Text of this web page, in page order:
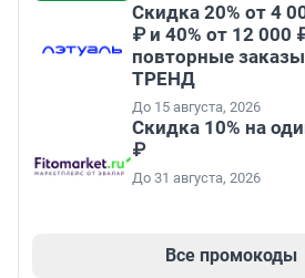
Скидка 20% от 4
₽ и 40% от 12 000
повторные
ТРЕНД
До 15 августа, 2026
Скидка 10% на
₽
До 31 августа, 2026
Все промокоды